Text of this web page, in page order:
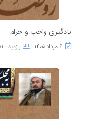
یادگیری واجب و حرام
۶ مرداد ۱۴۰۵ بازدید : 81